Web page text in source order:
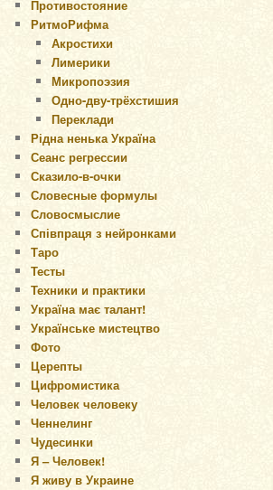
Противостояние
РитмоРифма
Акростихи
Лимерики
Микропоэзия
Одно-дву-трёхстишия
Переклади
Рідна ненька Україна
Сеанс регрессии
Сказило-в-очки
Словесные формулы
Словосмыслие
Співпраця з нейронками
Таро
Тесты
Техники и практики
Україна має талант!
Українське мистецтво
Фото
Церепты
Цифромистика
Человек человеку
Ченнелинг
Чудесинки
Я – Человек!
Я живу в Украине